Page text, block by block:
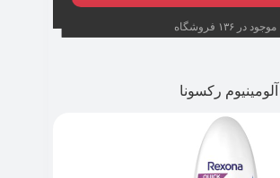
موجود در ۱۳۶ فروشگاه